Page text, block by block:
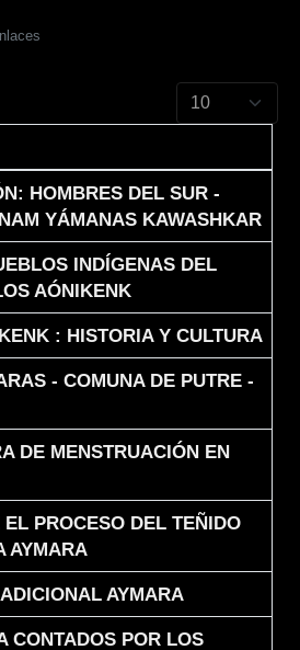
Cantidad a
HOMBRES DEL SUR -
YÁMANAS KAWASHKAR
INDÍGENAS DEL
AÓNIKENK
: HISTORIA Y CULTURA
- COMUNA DE PUTRE -
DE MENSTRUACIÓN EN
PROCESO DEL TEÑIDO
AYMARA
AYMARA
CONTADOS POR LOS